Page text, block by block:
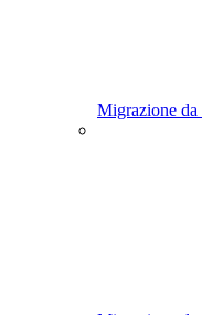
Migrazione da